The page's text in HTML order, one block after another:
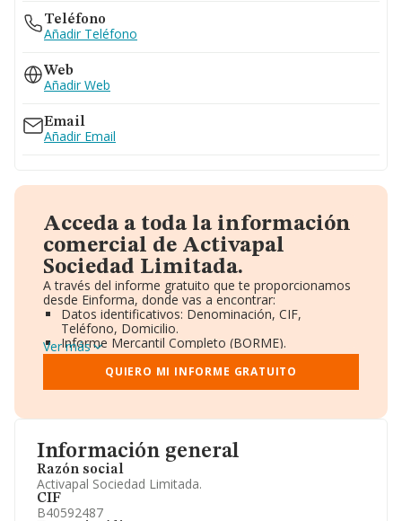
Información general
Razón social
Activapal Sociedad Limitada.
CIF
B40592487
Teléfono
Añadir Teléfono
Web
Añadir Web
Email
Añadir Email
Acceda a toda la información
comercial de Activapal
Sociedad Limitada.
A través del informe gratuito que te proporcionamos
desde Einforma, donde vas a encontrar:
Datos identificativos: Denominación, CIF,
Teléfono, Domicilio.
Informe Mercantil Completo (BORME).
Gráficos de Evolución Ventas y Empleados.
Consejo de Administración y Administradores.
Directivos y Ejecutivos.
Información oficial y registral complementaria.
Ver más
QUIERO MI INFORME GRATUITO